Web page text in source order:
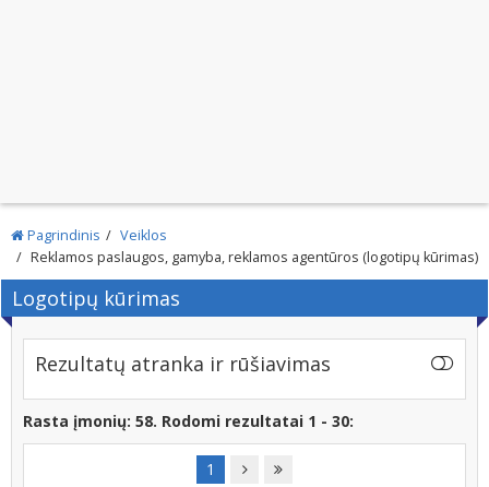
Pagrindinis
Veiklos
Reklamos paslaugos, gamyba, reklamos agentūros (logotipų kūrimas)
Logotipų kūrimas
Rezultatų atranka ir rūšiavimas
Rasta įmonių: 58. Rodomi rezultatai 1 - 30:
1